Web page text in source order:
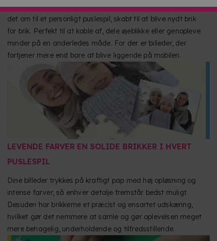
særligt landskab eller et hvilket som helst design, og lav
det om til et personligt puslespil, skabt til at blive nydt brik
for brik. Perfekt til at koble af, dele øjeblikke eller genopleve
minder på en anderledes måde. For der er billeder, der
fortjener mere end bare at blive liggende på mobilen.
LEVENDE FARVER EN SOLIDE BRIKKER I HVERT
PUSLESPIL
Dine billeder trykkes på kraftigt pap med høj opløsning og
intense farver, så enhver detalje fremstår bedst muligt.
Desuden har brikkerne et præcist og ensartet udskæring,
hvilket gør det nemmere at samle og gør oplevelsen meget
mere behagelig, underholdende og tilfredsstillende.